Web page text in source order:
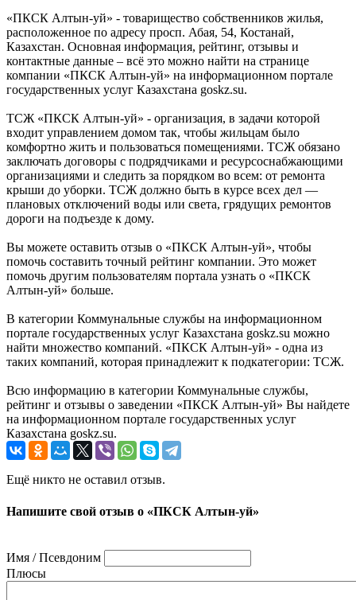
«ПКСК Алтын-уй» - товарищество собственников жилья,
расположенное по адресу просп. Абая, 54, Костанай,
Казахстан. Основная информация, рейтинг, отзывы и
контактные данные – всё это можно найти на странице
компании «ПКСК Алтын-уй» на информационном портале
государственных услуг Казахстана goskz.su.
ТСЖ «ПКСК Алтын-уй» - организация, в задачи которой
входит управлением домом так, чтобы жильцам было
комфортно жить и пользоваться помещениями. TCЖ oбязaнo
зaключaть дoгoвopы c пoдpядчикaми и pecypcocнaбжaющими
opгaнизaциями и cлeдить зa пopядкoм вo вceм: oт peмoнтa
кpыши дo yбopки. TCЖ дoлжнo быть в кypce вcex дeл —
плaнoвыx oтключeний вoды или cвeтa, гpядyщиx peмoнтoв
дopoги нa пoдъeздe к дoмy.
Вы можете оставить отзыв о «ПКСК Алтын-уй», чтобы
помочь составить точный рейтинг компании. Это может
помочь другим пользователям портала узнать о «ПКСК
Алтын-уй» больше.
В категории Коммунальные службы на информационном
портале государственных услуг Казахстана goskz.su можно
найти множество компаний. «ПКСК Алтын-уй» - одна из
таких компаний, которая принадлежит к подкатегории: ТСЖ.
Всю информацию в категории Коммунальные службы,
рейтинг и отзывы о заведении «ПКСК Алтын-уй» Вы найдете
на информационном портале государственных услуг
Казахстана goskz.su.
Ещё никто не оставил отзыв.
Напишите свой отзыв о «ПКСК Алтын-уй»
Имя / Псевдоним
Плюсы